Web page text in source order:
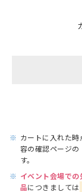
※ カートに入れた
容の確認ページ
す。
※ イベント会場で
品につきましては